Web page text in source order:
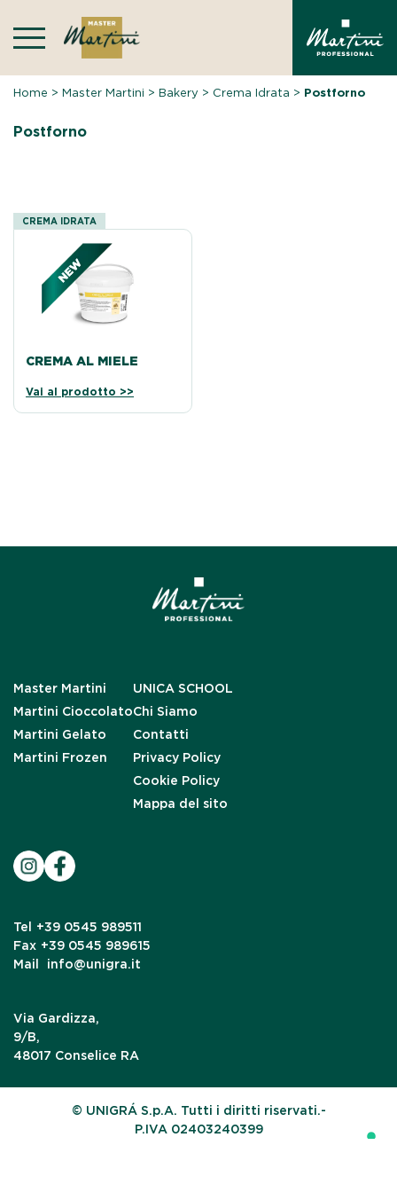
content
Home >Master Martini >Bakery > Crema Idrata > Postforno
Postforno
CREMA IDRATA
CREMA AL MIELE
Vai al prodotto >>
Master Martini
Martini Cioccolato
Martini Gelato
Martini Frozen
UNICA SCHOOL
Chi Siamo
Contatti
Privacy Policy
Cookie Policy
Mappa del sito
Tel
+39 0545 989511
Fax +39 0545 989615
Mail
info@unigra.it
Via Gardizza,
9/B,
48017 Conselice RA
© UNIGRÁ S.p.A. Tutti i diritti riservati.-
P.IVA 02403240399